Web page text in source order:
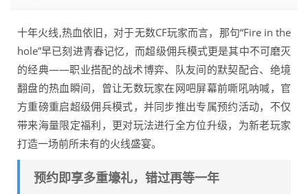
十年火线,热血依旧，对于无数CF玩家而言，那句“Fire in the
hole”早已刻进青春记忆，而超级佣兵模式更是其中不可磨灭
的经典——职业搭配的战术博弈、队友间的默契配合、绝境
翻盘的热血瞬间，曾让无数玩家在网吧屏幕前嘶吼呐喊，官
方重磅重启超级佣兵模式，并同步推出专属预约活动，不仅
带来海量限定福利，更对玩法进行全方位升级，为新老玩家
打造一场前所未有的火线盛宴。
预约即享多重壕礼，错过再等一年